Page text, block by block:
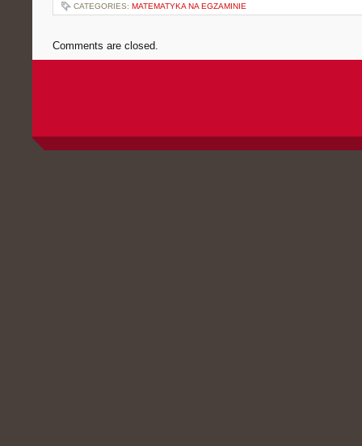
CATEGORIES: MATEMATYKA NA EGZAMINIE
Comments are closed.